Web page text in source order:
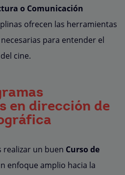
o Comunicación
ofrecen las herramientas
para entender el
cine.
en dirección de
realizar un buen Curso de
enfoque amplio hacia la